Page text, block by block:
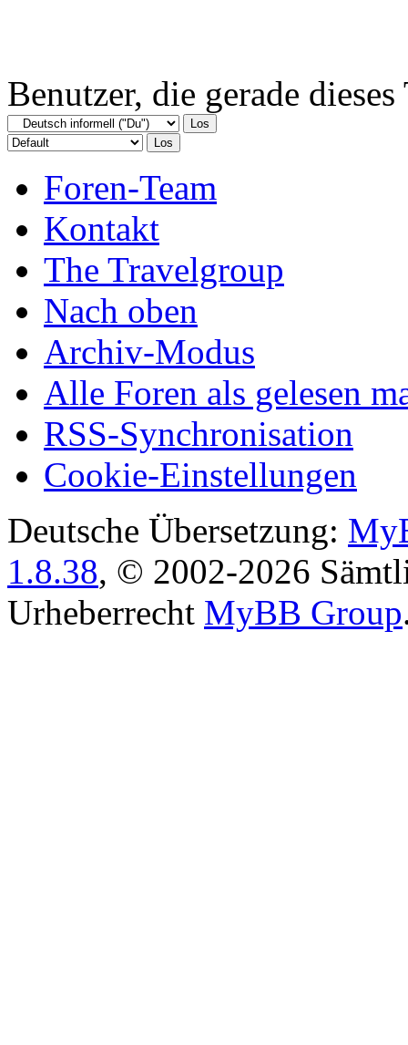
Benutzer, die gerade
Foren-Team
Kontakt
The Travelgroup
Nach oben
Archiv-Modus
Alle Foren als gelesen
RSS-Synchronisation
Cookie-Einstellungen
Deutsche Übersetzung:
1.8.38, © 2002-2026
Urheberrecht MyBB Group